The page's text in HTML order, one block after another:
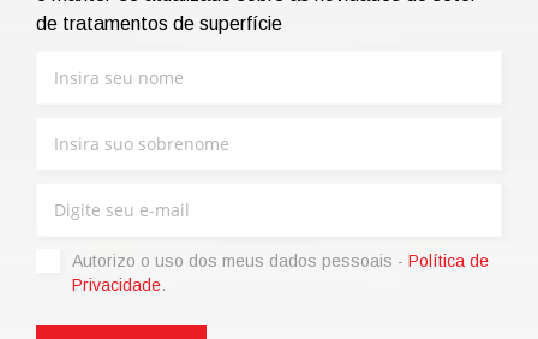
de tratamentos de superfície
Autorizo ​​o uso dos meus dados pessoais - Política de
Privacidade.